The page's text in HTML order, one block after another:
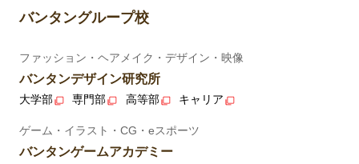
バンタングループ校
ファッション・ヘアメイク・デザイン・映像
バンタンデザイン研究所
大学部 専門部 高等部 キャリア
ゲーム・イラスト・CG・eスポーツ
バンタンゲームアカデミー